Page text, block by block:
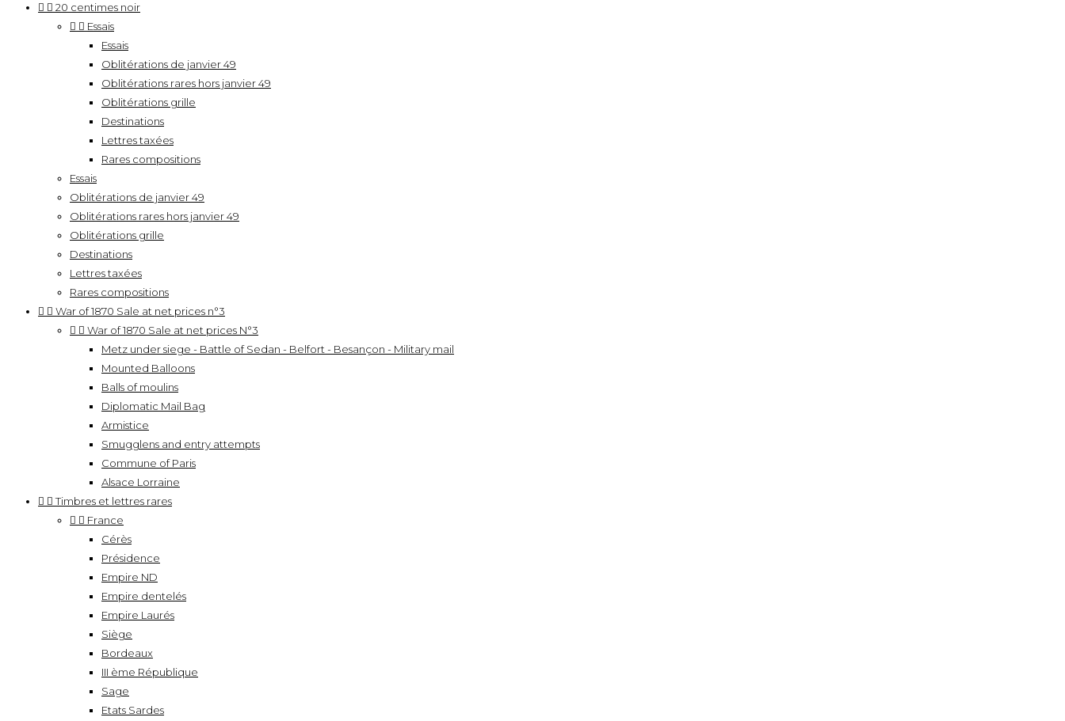
  20 centimes noir
  Essais
Essais
Oblitérations de janvier 49
Oblitérations rares hors janvier 49
Oblitérations grille
Destinations
Lettres taxées
Rares compositions
Essais
Oblitérations de janvier 49
Oblitérations rares hors janvier 49
Oblitérations grille
Destinations
Lettres taxées
Rares compositions
  War of 1870 Sale at net prices n°3
  War of 1870 Sale at net prices N°3
Metz under siege - Battle of Sedan - Belfort - Besançon - Military mail
Mounted Balloons
Balls of moulins
Diplomatic Mail Bag
Armistice
Smugglens and entry attempts
Commune of Paris
Alsace Lorraine
  Timbres et lettres rares
  France
Cérès
Présidence
Empire ND
Empire dentelés
Empire Laurés
Siège
Bordeaux
III ème République
Sage
Etats Sardes